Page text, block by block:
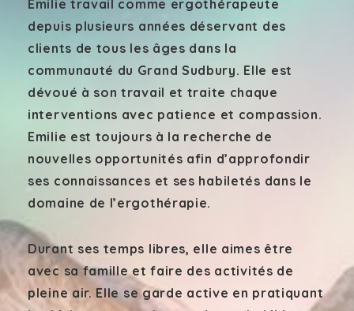
Emilie travail comme ergothérapeute
depuis plusieurs années déservant des
clients de tous les âges dans la
communauté du Grand Sudbury. Elle est
dévoué à son travail et traite chaque
interventions avec patience et compassion.
Emilie est toujours à la recherche de
nouvelles opportunités afin d’approfondir
ses connaissances et ses habiletés dans le
domaine de l’ergothérapie.
Durant ses temps libres, elle aimes être
avec sa famille et faire des activités de
pleine air. Elle se garde active en pratiquant